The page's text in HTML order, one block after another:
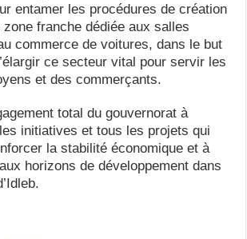
entamer les procédures de création
zone franche dédiée aux salles
commerce de voitures, dans le but
ce secteur vital pour servir les
et des commerçants.
total du gouvernorat à
initiatives et tous les projets qui
la stabilité économique et à
horizons de développement dans